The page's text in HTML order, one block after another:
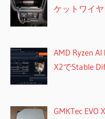
ケットワイ
AMD Ryzen
X2でStable
GMKTec